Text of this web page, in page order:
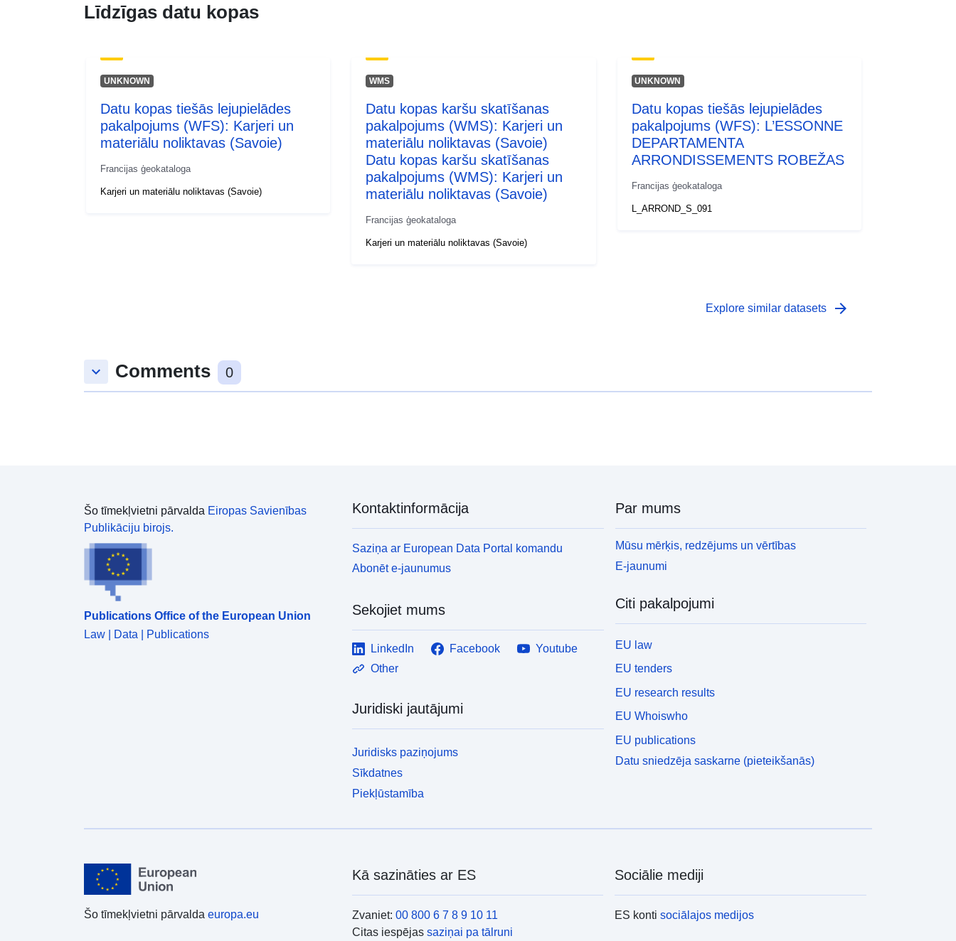
Līdzīgas datu kopas
UNKNOWN
Datu kopas tiešās lejupielādes
pakalpojums (WFS): Karjeri un
materiālu noliktavas (Savoie)
Francijas ģeokataloga
Karjeri un materiālu noliktavas (Savoie)
WMS
Datu kopas karšu skatīšanas
pakalpojums (WMS): Karjeri un
materiālu noliktavas (Savoie)
Datu kopas karšu skatīšanas
pakalpojums (WMS): Karjeri un
materiālu noliktavas (Savoie)
Francijas ģeokataloga
Karjeri un materiālu noliktavas (Savoie)
UNKNOWN
Datu kopas tiešās lejupielādes
pakalpojums (WFS): L’ESSONNE
DEPARTAMENTA
ARRONDISSEMENTS ROBEŽAS
Francijas ģeokataloga
L_ARROND_S_091
Explore similar datasets arrow_forward
keyboard_arrow_down Comments 0
Šo tīmekļvietni pārvalda Eiropas Savienības
Publikāciju birojs.
Publications Office of the European Union
Law | Data | Publications
Kontaktinformācija
Saziņa ar European Data Portal komandu
Abonēt e-jaunumus
Sekojiet mums
LinkedIn Facebook
Youtube
Other
Juridiski jautājumi
Juridisks paziņojums
Sīkdatnes
Piekļūstamība
Par mums
Mūsu mērķis, redzējums un vērtības
E-jaunumi
Citi pakalpojumi
EU law
EU tenders
EU research results
EU Whoiswho
EU publications
Datu sniedzēja saskarne (pieteikšanās)
Šo tīmekļvietni pārvalda europa.eu
Kā sazināties ar ES
Zvaniet: 00 800 6 7 8 9 10 11
Citas iespējas saziņai pa tālruni
Sociālie mediji
ES kontisociālajos medijos